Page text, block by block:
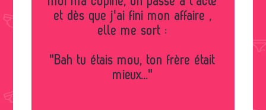
et dès que j'ai fini mon affaire ,
elle me sort :
"Bah tu étais mou, ton frère était
mieux..."